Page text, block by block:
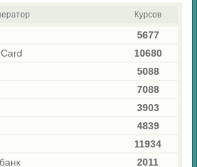
Курсов
5677
10680
5088
7088
3903
4839
11934
2011